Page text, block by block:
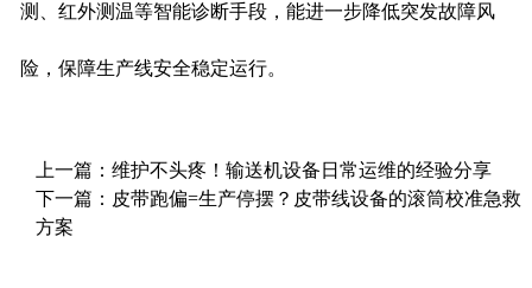
测、红外测温等智能诊断手段，能进一步降低突发故障风
险，保障生产线安全稳定运行。
上一篇： 维护不头疼！输送机设备日常运维的经验分享
下一篇： 皮带跑偏=生产停摆？皮带线设备的滚筒校准急救
方案